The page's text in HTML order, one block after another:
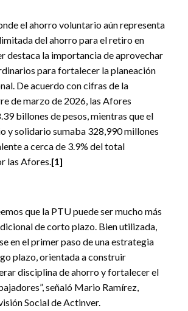
el ahorro voluntario aún representa
del ahorro para el retiro en
destaca la importancia de aprovechar
para fortalecer la planeación
De acuerdo con cifras de la
de marzo de 2026, las Afores
billones de pesos, mientras que el
y solidario sumaba 328,990 millones
a cerca de 3.9% del total
las Afores. [1]
que la PTU puede ser mucho más
de corto plazo. Bien utilizada,
en el primer paso de una estrategia
plazo, orientada a construir
disciplina de ahorro y fortalecer el
señaló Mario Ramírez,
Social de Actinver.